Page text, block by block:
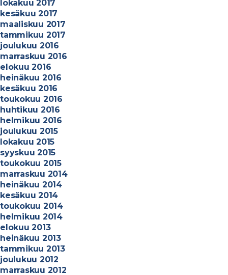
lokakuu 2017
kesäkuu 2017
maaliskuu 2017
tammikuu 2017
joulukuu 2016
marraskuu 2016
elokuu 2016
heinäkuu 2016
kesäkuu 2016
toukokuu 2016
huhtikuu 2016
helmikuu 2016
joulukuu 2015
lokakuu 2015
syyskuu 2015
toukokuu 2015
marraskuu 2014
heinäkuu 2014
kesäkuu 2014
toukokuu 2014
helmikuu 2014
elokuu 2013
heinäkuu 2013
tammikuu 2013
joulukuu 2012
marraskuu 2012